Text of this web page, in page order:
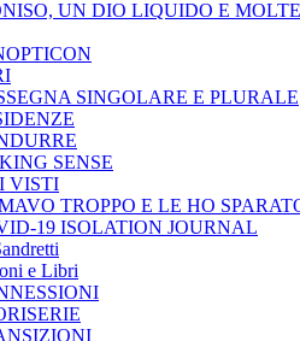
UN DIO LIQUIDO E
SINGOLARE E PLURALE
SENSE
VISTI
TROPPO E LE HO
19 ISOLATION JOURNAL
e Libri